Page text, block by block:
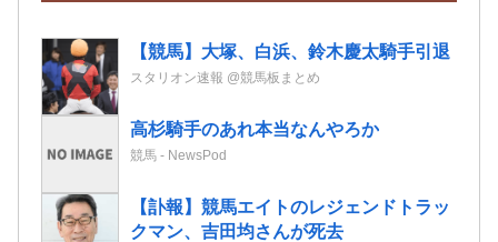
【競馬】大塚、白浜、鈴木慶太騎手引退
スタリオン速報 @競馬板まとめ
高杉騎手のあれ本当なんやろか
競馬 - NewsPod
【訃報】競馬エイトのレジェンドトラッ
クマン、吉田均さんが死去